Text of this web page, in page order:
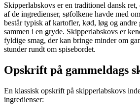
Skipperlabskovs er en traditionel dansk
af de ingredienser, søfolkene havde med
består typisk af kartofler, kød, løg og andre
sammen i en gryde. Skipperlabskovs er
fyldige smag, der kan bringe minder om
stunder rundt om spisebordet.
Opskrift på gammeldags
En klassisk opskrift på skipperlabskovs
ingredienser: